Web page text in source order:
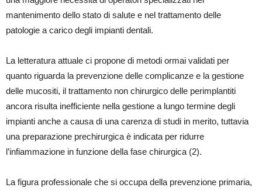
mantenimento dello stato di salute e nel trattamento delle
patologie a carico degli impianti dentali.
La letteratura attuale ci propone di metodi ormai validati per
quanto riguarda la prevenzione delle complicanze e la gestione
delle mucositi, il trattamento non chirurgico delle perimplantiti
ancora risulta inefficiente nella gestione a lungo termine degli
impianti anche a causa di una carenza di studi in merito, tuttavia
una preparazione prechirurgica è indicata per ridurre
l’infiammazione in funzione della fase chirurgica (2).
La figura professionale che si occupa della prevenzione primaria,